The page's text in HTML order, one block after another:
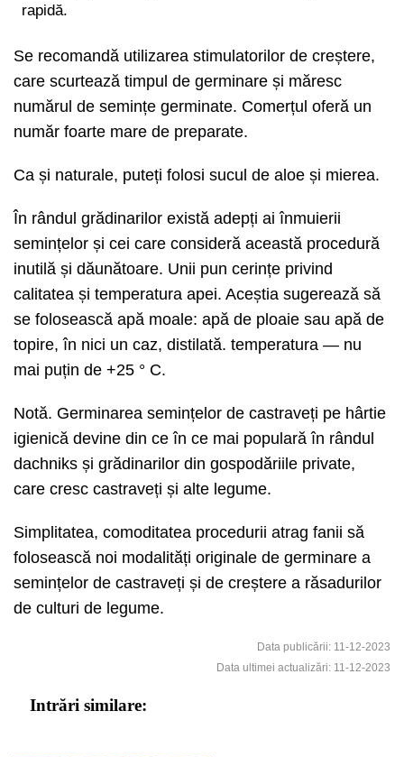
rapidă.
Se recomandă utilizarea stimulatorilor de creștere,
care scurtează timpul de germinare și măresc
numărul de semințe germinate. Comerțul oferă un
număr foarte mare de preparate.
Ca și naturale, puteți folosi sucul de aloe și mierea.
În rândul grădinarilor există adepți ai înmuierii
semințelor și cei care consideră această procedură
inutilă și dăunătoare. Unii pun cerințe privind
calitatea și temperatura apei. Aceștia sugerează să
se folosească apă moale: apă de ploaie sau apă de
topire, în nici un caz, distilată. temperatura — nu
mai puțin de +25 ° C.
Notă. Germinarea semințelor de castraveți pe hârtie
igienică devine din ce în ce mai populară în rândul
dachniks și grădinarilor din gospodăriile private,
care cresc castraveți și alte legume.
Simplitatea, comoditatea procedurii atrag fanii să
folosească noi modalități originale de germinare a
semințelor de castraveți și de creștere a răsadurilor
de culturi de legume.
Data publicării: 11-12-2023
Data ultimei actualizări: 11-12-2023
Intrări similare: